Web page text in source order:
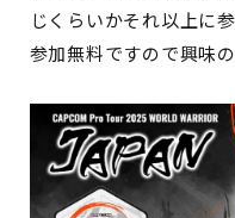
じくらいかそれ以上に
参加無料ですので興味